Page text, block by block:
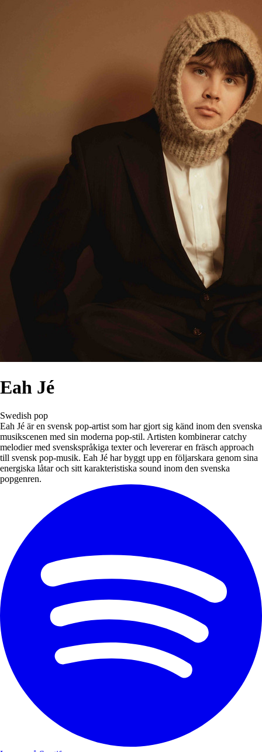
Eah Jé
Swedish pop
Eah Jé är en svensk pop-artist som har gjort sig känd inom den svenska
musikscenen med sin moderna pop-stil. Artisten kombinerar catchy
melodier med svenskspråkiga texter och levererar en fräsch approach
till svensk pop-musik. Eah Jé har byggt upp en följarskara genom sina
energiska låtar och sitt karakteristiska sound inom den svenska
popgenren.